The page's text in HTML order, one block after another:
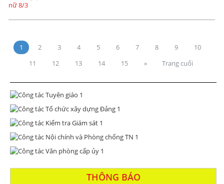
1 2 3 4 5 6 7 8 9
10
11
12 13 14 15 » Trang cuối
THÔNG BÁO